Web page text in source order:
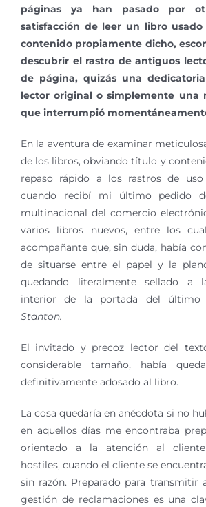
páginas ya han pasado por
satisfacción de leer un libro
contenido propiamente dicho,
descubrir el rastro de antiguos
de página, quizás una
lector original o simplemente una
que interrumpió
En la aventura de examinar
de los libros, obviando título y
repaso rápido a los rastros de uso
cuando recibí mi último pedido
multinacional del comercio
varios libros nuevos, entre los
acompañante que, sin duda, había
de situarse entre el papel y la
quedando literalmente sellado a
interior de la portada del
Stanton.
El invitado y precoz lector del
considerable tamaño, había
definitivamente adosado al libro.
La cosa quedaría en anécdota si no
en aquellos días me encontraba
orientado a la atención al
hostiles, cuando el cliente se
sin razón. Preparado para transmitir
gestión de reclamaciones es una